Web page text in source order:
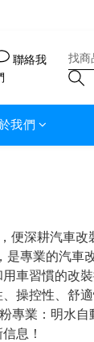
聯絡我
我們
便深耕汽車改
專業的汽車
車習慣的改裝
操控性、舒適
專業：明水自
息！